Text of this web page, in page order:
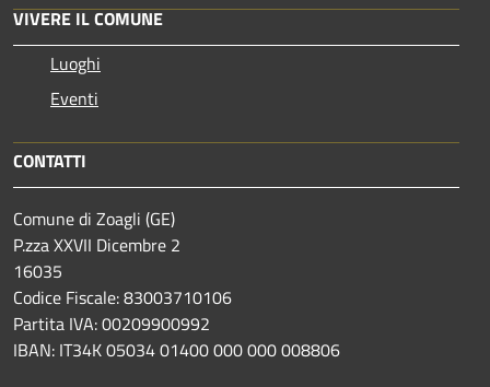
VIVERE IL COMUNE
Luoghi
Eventi
CONTATTI
Comune di Zoagli (GE)
P.zza XXVII Dicembre 2
16035
Codice Fiscale: 83003710106
Partita IVA: 00209900992
IBAN: IT34K 05034 01400 000 000 008806